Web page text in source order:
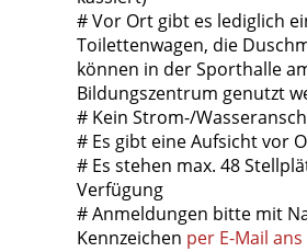
# Vor Ort gibt es lediglich
Toilettenwagen, die
können in der Sporthalle
Bildungszentrum genutzt
# Kein Strom-/
# Es gibt eine Aufsicht vor
# Es stehen max. 48
Verfügung
# Anmeldungen bitte mit
Kennzeichen per E-Mail ans